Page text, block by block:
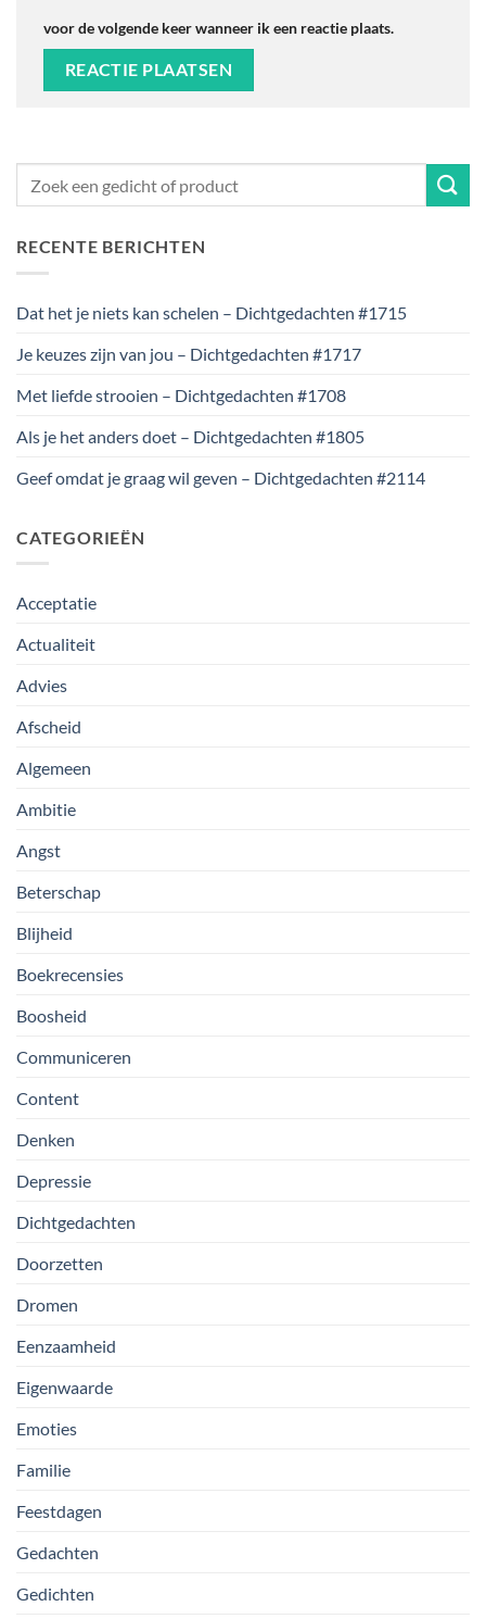
voor de volgende keer wanneer ik een reactie plaats.
RECENTE BERICHTEN
Dat het je niets kan schelen – Dichtgedachten #1715
Je keuzes zijn van jou – Dichtgedachten #1717
Met liefde strooien – Dichtgedachten #1708
Als je het anders doet – Dichtgedachten #1805
Geef omdat je graag wil geven – Dichtgedachten #2114
CATEGORIEËN
Acceptatie
Actualiteit
Advies
Afscheid
Algemeen
Ambitie
Angst
Beterschap
Blijheid
Boekrecensies
Boosheid
Communiceren
Content
Denken
Depressie
Dichtgedachten
Doorzetten
Dromen
Eenzaamheid
Eigenwaarde
Emoties
Familie
Feestdagen
Gedachten
Gedichten